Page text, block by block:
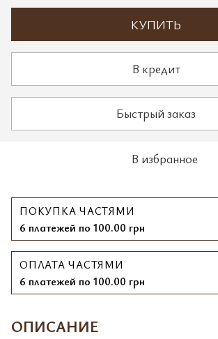
КУПИТЬ
В кредит
Быстрый заказ
В избранное
ПОКУПКА ЧАСТЯМИ
6 платежей по 100.00 грн
ОПЛАТА ЧАСТЯМИ
6 платежей по 100.00 грн
ОПИСАНИЕ